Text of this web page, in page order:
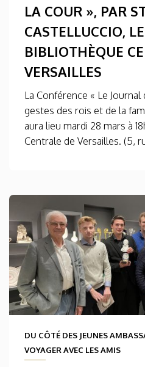
LA COUR », PAR
CASTELLUCCIO,
BIBLIOTHÈQUE
VERSAILLES
La Conférence « Le
gestes des rois et de la
aura lieu mardi 28 mars à
Centrale de Versailles. (5,
DU CÔTÉ DES JEUNES
VOYAGER AVEC LES AMIS